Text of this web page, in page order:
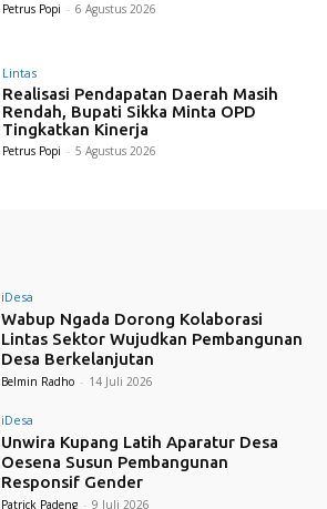
Petrus Popi - 6 Agustus 2026
Lintas
Realisasi Pendapatan Daerah Masih
Rendah, Bupati Sikka Minta OPD
Tingkatkan Kinerja
Petrus Popi - 5 Agustus 2026
iDesa
Wabup Ngada Dorong Kolaborasi
Lintas Sektor Wujudkan Pembangunan
Desa Berkelanjutan
Belmin Radho - 14 Juli 2026
iDesa
Unwira Kupang Latih Aparatur Desa
Oesena Susun Pembangunan
Responsif Gender
Patrick Padeng - 9 Juli 2026